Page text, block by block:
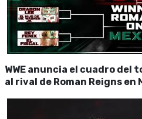
WWE anuncia el cuadro
al rival de Roman Reigns en